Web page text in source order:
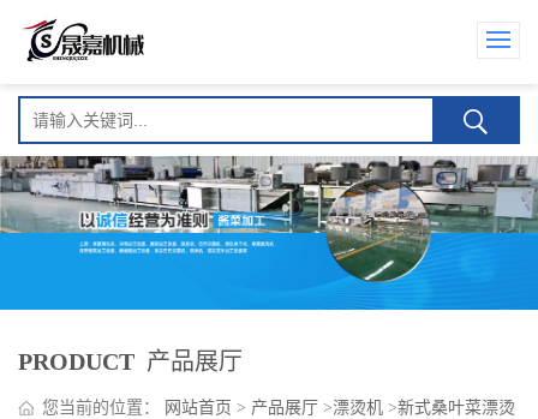
PRODUCT 产品展厅
您当前的位置： 网站首页 > 产品展厅 >漂烫机 >新式桑叶菜漂烫